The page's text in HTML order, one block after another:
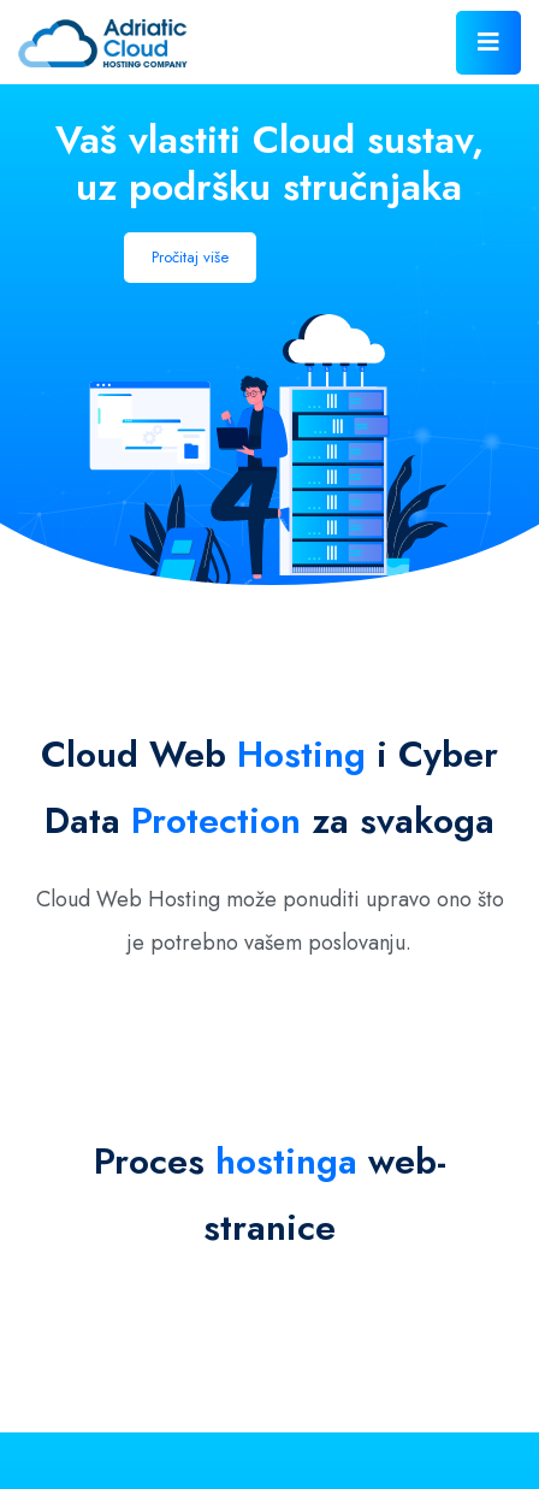
Vaš vlastiti Cloud sustav,
uz podršku stručnjaka
Pročitaj više
Cloud Web Hosting i Cyber
Data Protection za svakoga
Cloud Web Hosting može ponuditi upravo ono što
je potrebno vašem poslovanju.
Proces hostinga web-
stranice